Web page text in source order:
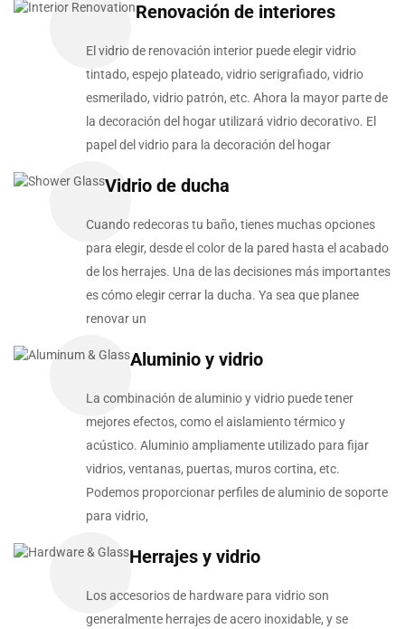
Renovación de interiores
El vidrio de renovación interior puede elegir vidrio
tintado, espejo plateado, vidrio serigrafiado, vidrio
esmerilado, vidrio patrón, etc. Ahora la mayor parte de
la decoración del hogar utilizará vidrio decorativo. El
papel del vidrio para la decoración del hogar
Vidrio de ducha
Cuando redecoras tu baño, tienes muchas opciones
para elegir, desde el color de la pared hasta el acabado
de los herrajes. Una de las decisiones más importantes
es cómo elegir cerrar la ducha. Ya sea que planee
renovar un
Aluminio y vidrio
La combinación de aluminio y vidrio puede tener
mejores efectos, como el aislamiento térmico y
acústico. Aluminio ampliamente utilizado para fijar
vidrios, ventanas, puertas, muros cortina, etc.
Podemos proporcionar perfiles de aluminio de soporte
para vidrio,
Herrajes y vidrio
Los accesorios de hardware para vidrio son
generalmente herrajes de acero inoxidable, y se